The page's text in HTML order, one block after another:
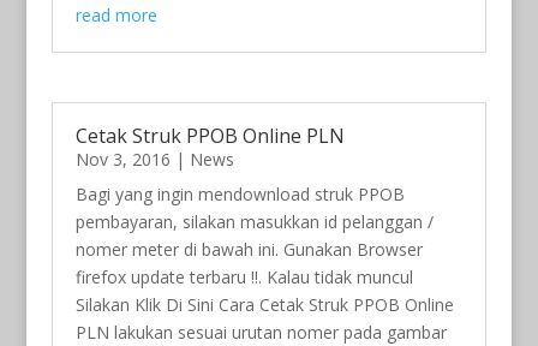
read more
Cetak Struk PPOB Online PLN
Nov 3, 2016 | News
Bagi yang ingin mendownload struk PPOB
pembayaran, silakan masukkan id pelanggan /
nomer meter di bawah ini. Gunakan Browser
firefox update terbaru !!. Kalau tidak muncul
Silakan Klik Di Sini Cara Cetak Struk PPOB Online
PLN lakukan sesuai urutan nomer pada gambar